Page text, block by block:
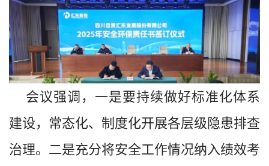
会议强调，一是要持续做好标准化体系
建设，常态化、制度化开展各层级隐患排查
治理。二是充分将安全工作情况纳入绩效考